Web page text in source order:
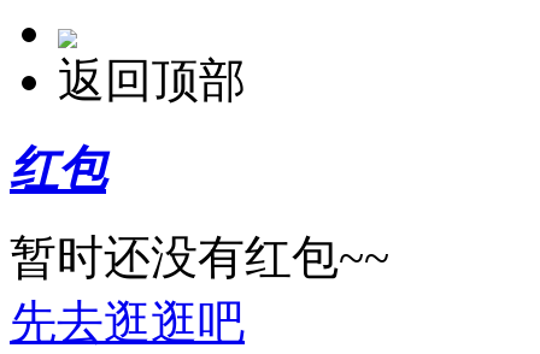
返回顶部
红包
暂时还没有红包~~
先去逛逛吧